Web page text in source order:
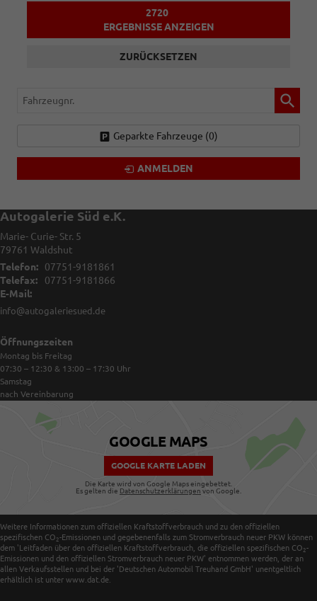
2720
ERGEBNISSE ANZEIGEN
ZURÜCKSETZEN
Fahrzeugnr.
Geparkte Fahrzeuge (0)
ANMELDEN
Autogalerie Süd e.K.
Marie- Curie- Str. 5
79761 Waldshut
Telefon:
07751-9181861
Telefax:
07751-9181866
E-Mail:
info@autogaleriesued.de
Öffnungszeiten
Montag bis Freitag
07:30 – 12:30 & 13:00 – 17:30 Uhr
Samstag
nach Vereinbarung
GOOGLE MAPS
GOOGLE KARTE LADEN
Die Karte wird von Google Maps eingebettet.
Es gelten die Datenschutzerklärungen von Google.
Weitere Informationen zum offiziellen Kraftstoffverbrauch und zu den offiziellen
spezifischen CO 2-Emissionen und gegebenenfalls zum Stromverbrauch neuer PKW können
dem 'Leitfaden über den offiziellen Kraftstoffverbrauch, die offiziellen spezifischen CO 2-
Emissionen und den offiziellen Stromverbrauch neuer PKW' entnommen werden, der an
allen Verkaufsstellen und bei der 'Deutschen Automobil Treuhand GmbH' unentgeltlich
erhältlich ist unter www.dat.de.